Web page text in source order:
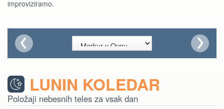
improviziramo.
LUNIN KOLEDAR
Položaji nebesnih teles za vsak dan